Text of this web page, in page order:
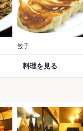
餃子
料理を見る